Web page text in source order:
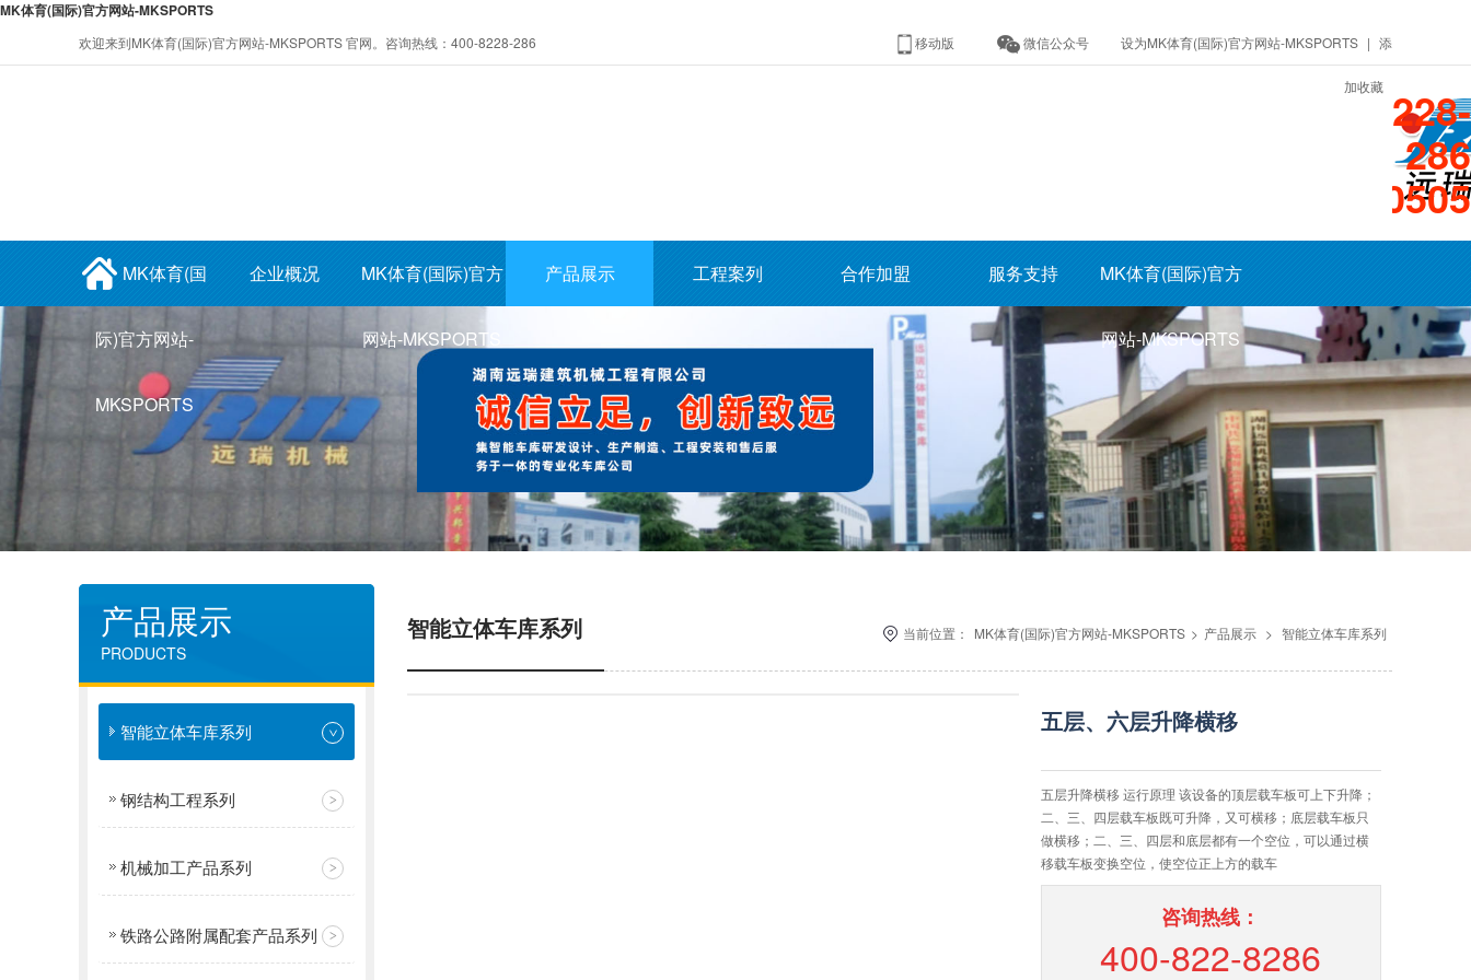
MK体育(国际)官方网站-MKSPORTS
欢迎来到MK体育(国际)官方网站-MKSPORTS 官网。咨询热线：400-8228-286 移动版 微信公众号 设为MK体育(国际)官方网站-MKSPORTS | 添
加收藏
400-8228-
286
13707400505
MK体育(国
际)官方网站-
MKSPORTS
企业概况 MK体育(国际)官方
网站-MKSPORTS
产品展示 工程案列 合作加盟 服务支持 MK体育(国际)官方
网站-MKSPORTS
产品展示
PRODUCTS
智能立体车库系列
钢结构工程系列
机械加工产品系列
铁路公路附属配套产品系列
智能立体车库系列 当前位置： MK体育(国际)官方网站-MKSPORTS > 产品展示 > 智能立体车库系列
五层、六层升降横移
五层升降横移 运行原理 该设备的顶层载车板可上下升降；
二、三、四层载车板既可升降，又可横移；底层载车板只
做横移；二、三、四层和底层都有一个空位，可以通过横
移载车板变换空位，使空位正上方的载车
咨询热线：
400-822-8286